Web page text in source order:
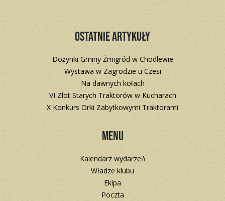
Ostatnie artykuły
Dożynki Gminy Żmigród w Chodlewie
Wystawa w Zagrodzie u Czesi
Na dawnych kołach
VI Zlot Starych Traktorów w Kucharach
X Konkurs Orki Zabytkowymi Traktorami
Menu
Kalendarz wydarzeń
Władze klubu
Ekipa
Poczta